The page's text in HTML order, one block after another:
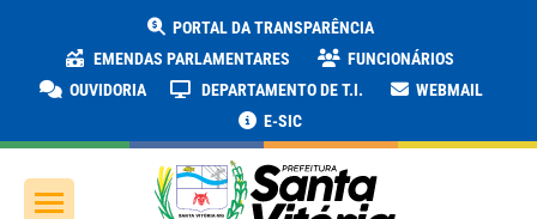
PORTAL DA TRANSPARÊNCIA
EMENDAS PARLAMENTARES
FUNCIONÁRIOS
OUVIDORIA
DEPARTAMENTO DE T.I.
WEBMAIL
E-SIC